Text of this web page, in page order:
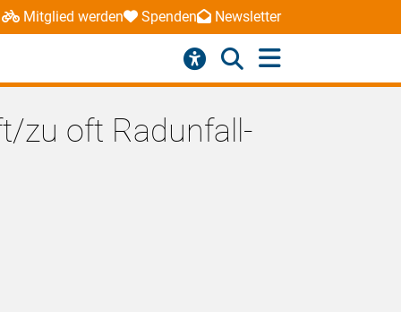
Mitglied werden Spenden Newsletter
zu oft Radunfall-